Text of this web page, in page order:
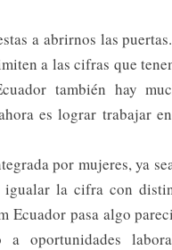
a abrirnos las
a las cifras que
también hay
es lograr trabajar
por mujeres, ya
igualar la cifra con
Ecuador pasa algo
oportunidades